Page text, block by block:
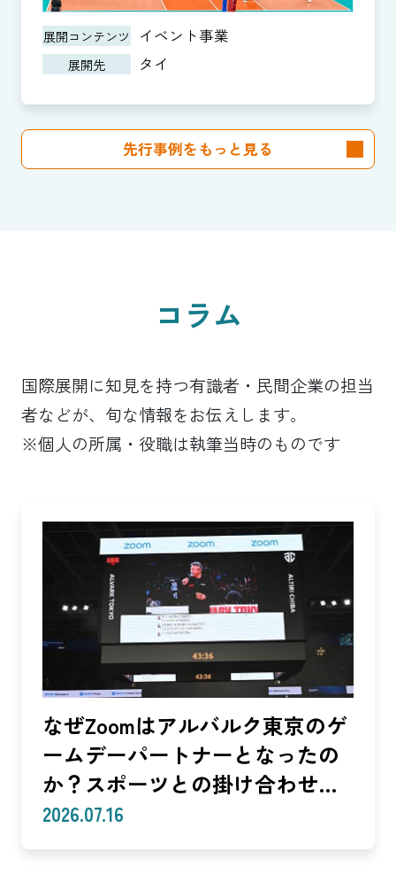
展開コンテンツ イベント事業
展開先 タイ
先行事例をもっと見る
コラム
国際展開に知見を持つ有識者・民間企業の担当
者などが、旬な情報をお伝えします。
※個人の所属・役職は執筆当時のものです
なぜZoomはアルバルク東京のゲ
ームデーパートナーとなったの
か？スポーツとの掛け合わせで
生まれる体験
2026.07.16